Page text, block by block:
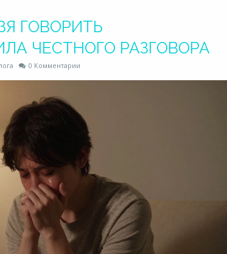
ГОВОРИТЬ
ЧЕСТНОГО РАЗГОВОРА
0 Комментарии